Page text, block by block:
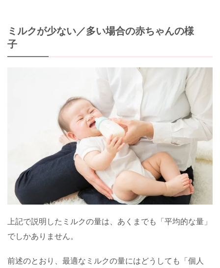
ミルクが少ない／多い場合の赤ちゃんの様
子
上記で説明したミルクの量は、あくまでも「平均的な量」
でしかありません。
前述のとおり、最適なミルクの量にはどうしても「個人